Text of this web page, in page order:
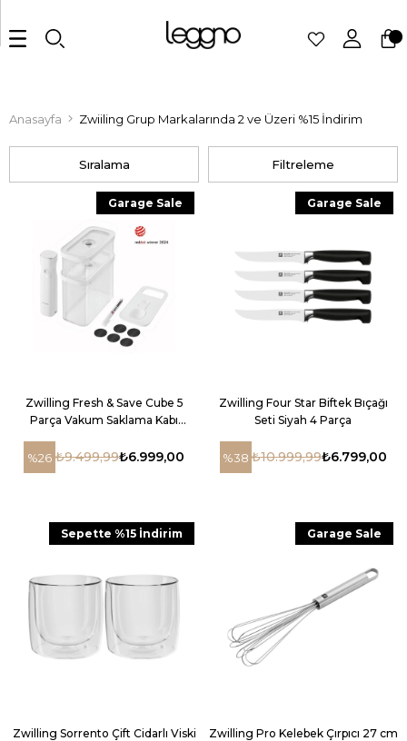
Anasayfa Zwiiling Grup Markalarında 2 ve Üzeri %15 İndirim
Filtreleme
Sıralama
Zwilling Fresh & Save Cube 5
Parça Vakum Saklama Kabı
₺6.999,00
₺9.499,99
%26
Garage Sale
Zwilling Four Star Biftek Bıçağı
Seti Siyah 4 Parça
₺6.799,00
₺10.999,99
%38
Garage Sale
Zwilling Sorrento Çift Cidarlı Viski
Sepette %15 İndirim
Zwilling Pro Kelebek Çırpıcı 27 cm
Garage Sale